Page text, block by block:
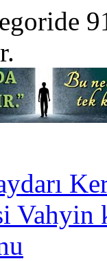
Vahyin